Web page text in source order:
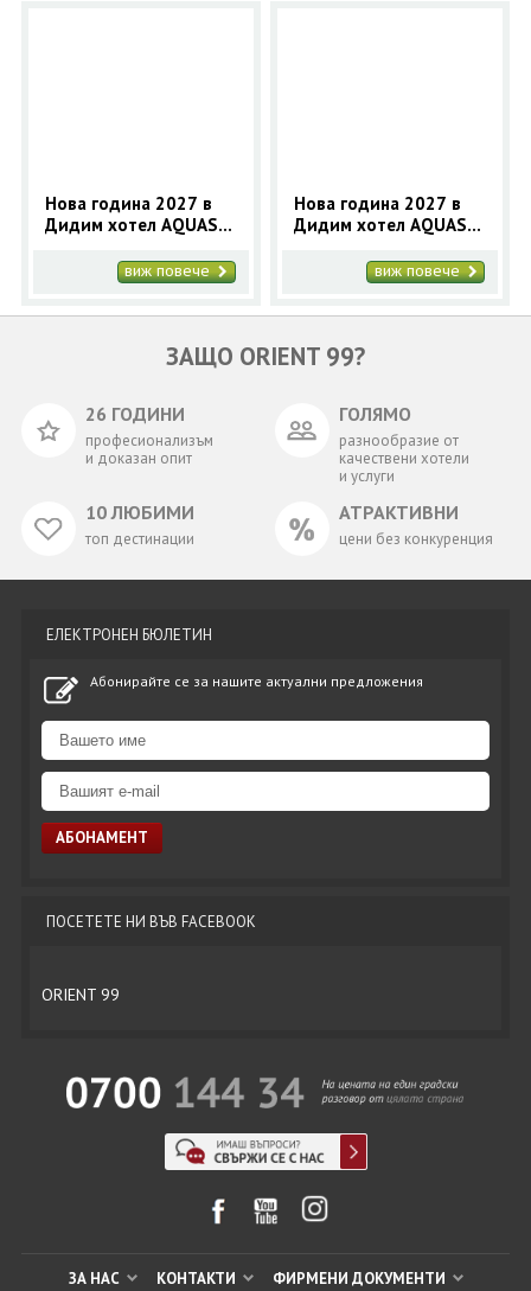
Нова година 2027 в
Дидим хотел AQUASIS
5* - 4 нощувки с
виж повече
Нова година 2027 в
Дидим хотел AQUASIS
5* - 3 нощувки с
виж повече
ЗАЩО ORIENT 99?
26 ГОДИНИ
професионализъм
и доказан опит
ГОЛЯМО
разнообразие от
качествени хотели
и услуги
10 ЛЮБИМИ
топ дестинации
АТРАКТИВНИ
цени без конкуренция
ЕЛЕКТРОНЕН БЮЛЕТИН
Абонирайте се за нашите актуални предложения
ПОСЕТЕТЕ НИ ВЪВ FACEBOOK
ORIENT 99
ЗА НАС КОНТАКТИ ФИРМЕНИ ДОКУМЕНТИ